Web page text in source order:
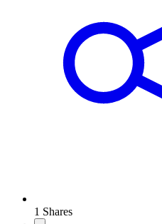
1 Shares